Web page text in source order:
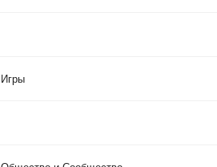
Игры